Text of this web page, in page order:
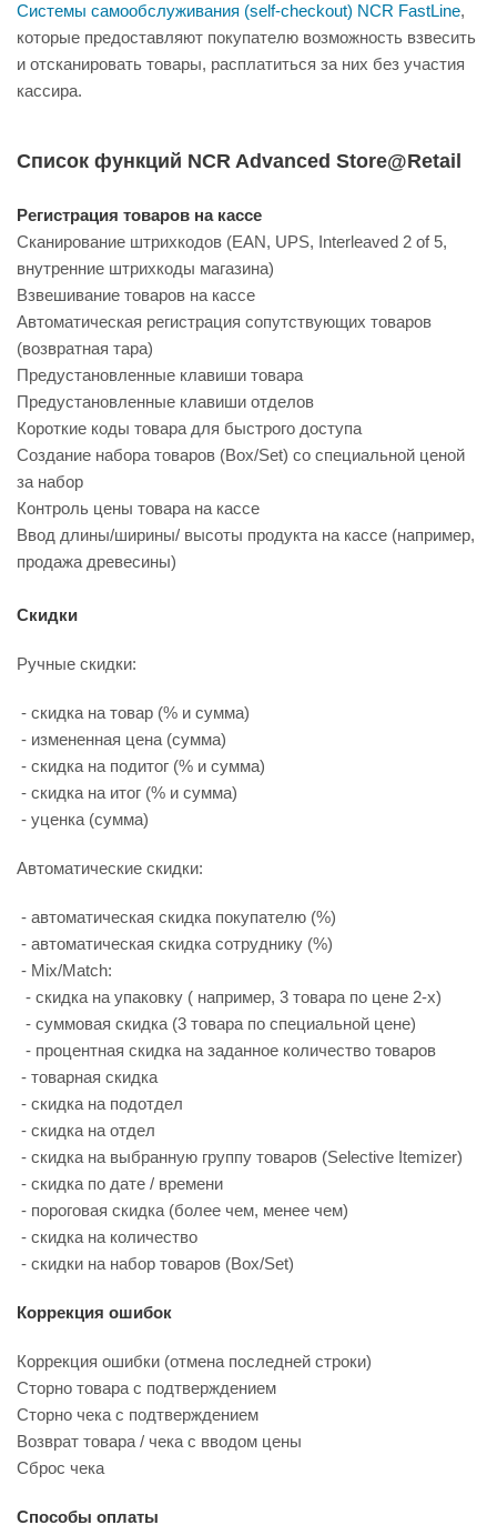
Системы самообслуживания (self-checkout) NCR FastLine,
которые предоставляют покупателю возможность взвесить
и отсканировать товары, расплатиться за них без участия
кассира.
Список функций NCR Advanced Store@Retail
Регистрация товаров на кассе
Сканирование штрихкодов (EAN, UPS, Interleaved 2 of 5,
внутренние штрихкоды магазина)
Взвешивание товаров на кассе
Автоматическая регистрация сопутствующих товаров
(возвратная тара)
Предустановленные клавиши товара
Предустановленные клавиши отделов
Короткие коды товара для быстрого доступа
Создание набора товаров (Box/Set) со специальной ценой
за набор
Контроль цены товара на кассе
Ввод длины/ширины/ высоты продукта на кассе (например,
продажа древесины)
Скидки
Ручные скидки:
- скидка на товар (% и сумма)
- измененная цена (сумма)
- скидка на подитог (% и сумма)
- скидка на итог (% и сумма)
- уценка (сумма)
Автоматические скидки:
- автоматическая скидка покупателю (%)
- автоматическая скидка сотруднику (%)
- Mix/Match:
- скидка на упаковку ( например, 3 товара по цене 2-х)
- суммовая скидка (3 товара по специальной цене)
- процентная скидка на заданное количество товаров
- товарная скидка
- скидка на подотдел
- скидка на отдел
- скидка на выбранную группу товаров (Selective Itemizer)
- скидка по дате / времени
- пороговая скидка (более чем, менее чем)
- скидка на количество
- скидки на набор товаров (Box/Set)
Коррекция ошибок
Коррекция ошибки (отмена последней строки)
Сторно товара с подтверждением
Сторно чека с подтверждением
Возврат товара / чека с вводом цены
Сброс чека
Способы оплаты